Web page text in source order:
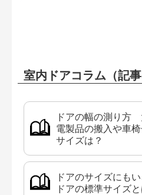
室内ドアコラム（記事
ドアの幅の測り方
電製品の搬入や車
サイズは？
ドアのサイズにも
ドアの標準サイズと